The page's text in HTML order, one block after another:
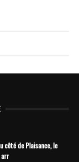
côté de Plaisance, le